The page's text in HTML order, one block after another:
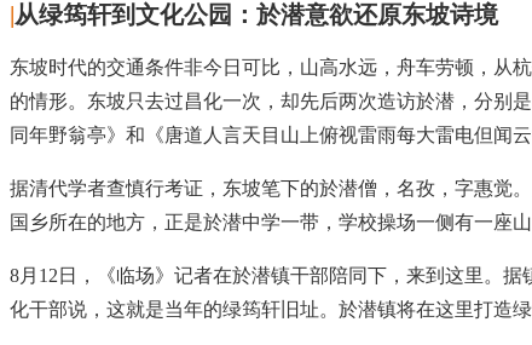
|从绿筠轩到文化公园：於潜意欲还原东坡诗境
东坡时代的交通条件非今日可比，山高水远，舟车劳顿，从
的情形。东坡只去过昌化一次，却先后两次造访於潜，分别
同年野翁亭》和《唐道人言天目山上俯视雷雨每大雷电但闻
据清代学者查慎行考证，东坡笔下的於潜僧，名孜，字惠觉
国乡所在的地方，正是於潜中学一带，学校操场一侧有一座山
8月12日，《临场》记者在於潜镇干部陪同下，来到这里。
化干部说，这就是当年的绿筠轩旧址。於潜镇将在这里打造